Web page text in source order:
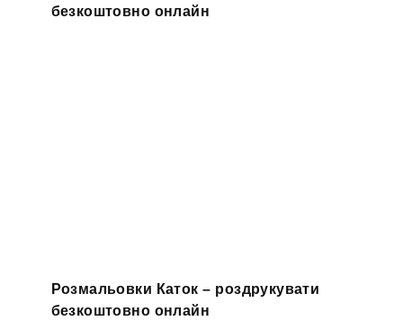
безкоштовно онлайн
Розмальовки Каток – роздрукувати
безкоштовно онлайн